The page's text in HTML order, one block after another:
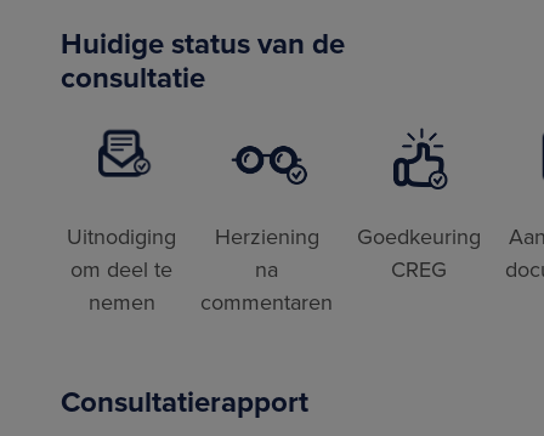
Huidige status van de
consultatie
Uitnodiging
om deel te
nemen
Herziening
na
commentaren
Goedkeuring
CREG
Consultatierapport